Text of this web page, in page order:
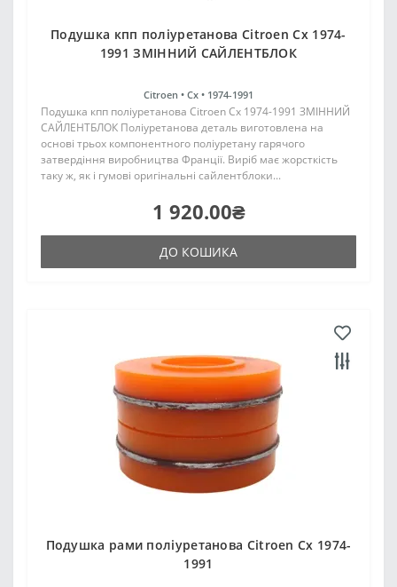
Подушка кпп поліуретанова Citroen Cx 1974-
1991 ЗМІННИЙ САЙЛЕНТБЛОК
Citroen • Cx • 1974-1991
Подушка кпп поліуретанова Citroen Cx 1974-1991 ЗМІННИЙ
САЙЛЕНТБЛОК Поліуретанова деталь виготовлена на
основі трьох компонентного поліуретану гарячого
затвердіння виробництва Франції. Виріб має жорсткість
таку ж, як і гумові оригінальні сайлентблоки...
1 920.00₴
ДО КОШИКА
Подушка рами поліуретанова Citroen Cx 1974-
1991